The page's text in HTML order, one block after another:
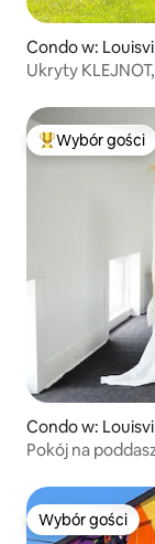
Condo w:
Ukryty
Wybór gości
Condo w:
Pokój na
Wybór gości
Wybór gości